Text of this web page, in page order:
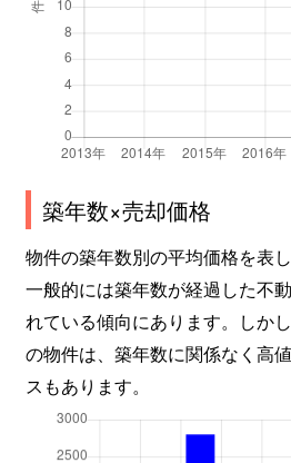
築年数×売却価格
物件の築年数別の平均価格を表
一般的には築年数が経過した不
れている傾向にあります。しか
の物件は、築年数に関係なく高
スもあります。